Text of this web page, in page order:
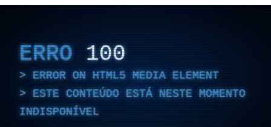
ERRO 100
ERROR ON HTML5 MEDIA ELEMENT
ESTE CONTEÚDO ESTÁ NESTE MOMENTO
INDISPONÍVEL